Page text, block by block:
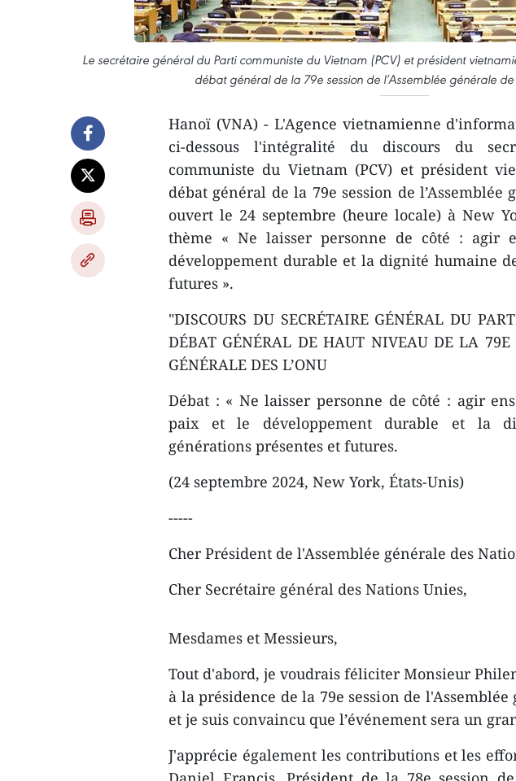
Le secrétaire général du Parti communiste du Vietnam (PCV) et président
débat général de la 79e session de l’Assemblée générale de
Hanoï (VNA) - L'Agence vietnamienne
ci-dessous l'intégralité du discours du
communiste du Vietnam (PCV) et président
débat général de la 79e session de l’Assemblée
ouvert le 24 septembre (heure locale) à New
thème « Ne laisser personne de côté : agir
développement durable et la dignité humaine
futures ».
"DISCOURS DU SECRÉTAIRE GÉNÉRAL DU
DÉBAT GÉNÉRAL DE HAUT NIVEAU DE LA 79E
GÉNÉRALE DES L’ONU
Débat : « Ne laisser personne de côté : agir
paix et le développement durable et la
générations présentes et futures.
(24 septembre 2024, New York, États-Unis)
-----
Cher Président de l'Assemblée générale des
Cher Secrétaire général des Nations Unies,
Mesdames et Messieurs,
Tout d'abord, je voudrais féliciter Monsieur
à la présidence de la 79e session de
et je suis convaincu que l’événement sera un
J'apprécie également les contributions et les